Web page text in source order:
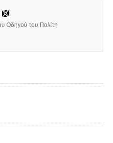
Οδηγού του Πολίτη